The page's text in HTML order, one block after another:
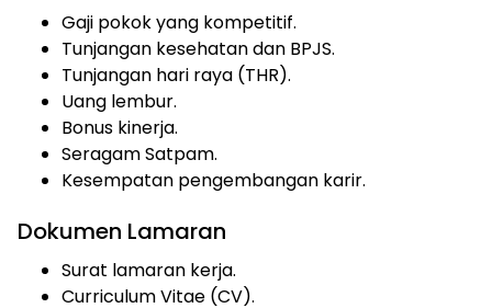
Gaji pokok yang kompetitif.
Tunjangan kesehatan dan BPJS.
Tunjangan hari raya (THR).
Uang lembur.
Bonus kinerja.
Seragam Satpam.
Kesempatan pengembangan karir.
Dokumen Lamaran
Surat lamaran kerja.
Curriculum Vitae (CV).